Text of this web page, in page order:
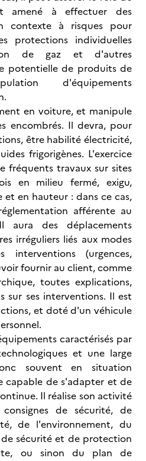
amené à effectuer des
contexte à risques pour
protections individuelles
de gaz et d'autres
potentielle de produits de
d'équipements
en voiture, et manipule
encombrés. Il devra, pour
être habilité électricité,
frigorigènes. L'exercice
fréquents travaux sur sites
en milieu fermé, exigu,
en hauteur : dans ce cas,
afférente au
aura des déplacements
irréguliers liés aux modes
(urgences,
fournir au client, comme
toutes explications,
sur ses interventions. Il est
et doté d'un véhicule
caractérisés par
et une large
souvent en situation
de s'adapter et de
Il réalise son activité
de sécurité, de
de l'environnement, du
de sécurité et de protection
ou sinon du plan de